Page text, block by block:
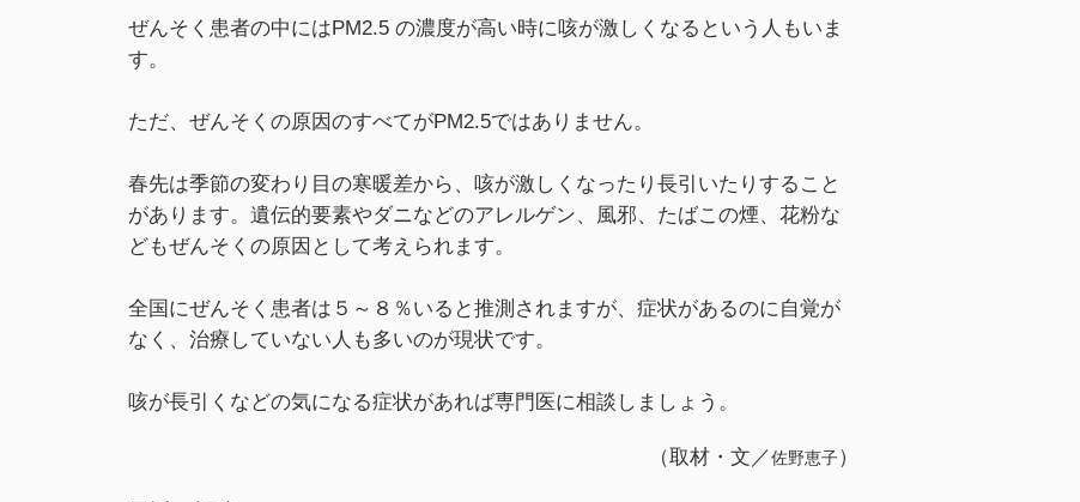
ぜんそく患者の中にはPM2.5 の濃度が高い時に咳が激しくなるという人もいま
す。
ただ、ぜんそくの原因のすべてがPM2.5ではありません。
春先は季節の変わり目の寒暖差から、咳が激しくなったり長引いたりすること
があります。遺伝的要素やダニなどのアレルゲン、風邪、たばこの煙、花粉な
どもぜんそくの原因として考えられます。
全国にぜんそく患者は５～８％いると推測されますが、症状があるのに自覚が
なく、治療していない人も多いのが現状です。
咳が長引くなどの気になる症状があれば専門医に相談しましょう。
（取材・文／佐野恵子）